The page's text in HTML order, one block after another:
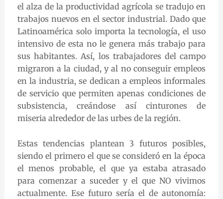
el alza de la productividad agrícola se tradujo en
trabajos nuevos en el sector industrial. Dado que
Latinoamérica solo importa la tecnología, el uso
intensivo de esta no le genera más trabajo para
sus habitantes. Así, los trabajadores del campo
migraron a la ciudad, y al no conseguir empleos
en la industria, se dedican a empleos informales
de servicio que permiten apenas condiciones de
subsistencia, creándose así cinturones de
miseria alrededor de las urbes de la región.
Estas tendencias plantean 3 futuros posibles,
siendo el primero el que se consideró en la época
el menos probable, el que ya estaba atrasado
para comenzar a suceder y el que NO vivimos
actualmente. Ese futuro sería el de autonomía: